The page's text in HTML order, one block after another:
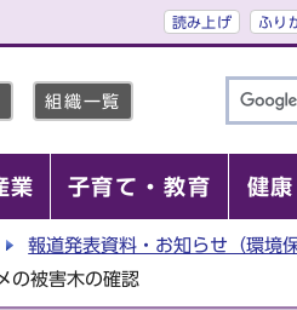
読み上げ ふり
組織一覧
業 子育て・教育 健
報道発表資料・お知らせ（環境保
の被害木の確認